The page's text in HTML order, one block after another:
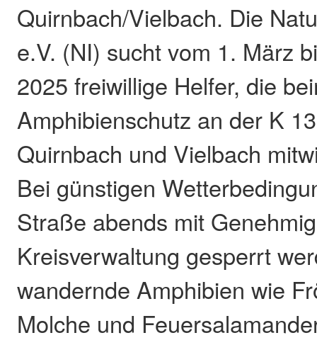
Quirnbach/Vielbach. Die
e.V. (NI) sucht vom 1. März
2025 freiwillige Helfer, die
Amphibienschutz an der K
Quirnbach und Vielbach
Bei günstigen
Straße abends mit
Kreisverwaltung gesperrt
wandernde Amphibien wie
Molche und